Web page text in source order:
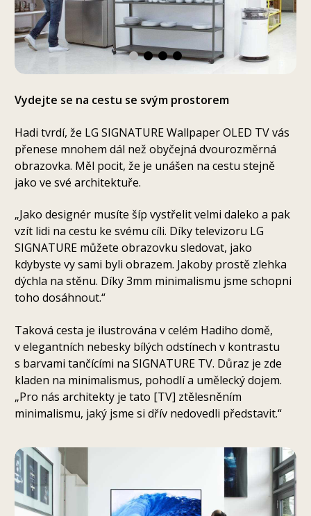
Vydejte se na cestu se svým prostorem
Hadi tvrdí, že LG SIGNATURE Wallpaper OLED TV vás
přenese mnohem dál než obyčejná dvourozměrná
obrazovka. Měl pocit, že je unášen na cestu stejně
jako ve své architektuře.
„Jako designér musíte šíp vystřelit velmi daleko a pak
vzít lidi na cestu ke svému cíli. Díky televizoru LG
SIGNATURE můžete obrazovku sledovat, jako
kdybyste vy sami byli obrazem. Jakoby prostě zlehka
dýchla na stěnu. Díky 3mm minimalismu jsme schopni
toho dosáhnout.“
Taková cesta je ilustrována v celém Hadiho domě,
v elegantních nebesky bílých odstínech v kontrastu
s barvami tančícími na SIGNATURE TV. Důraz je zde
kladen na minimalismus, pohodlí a umělecký dojem.
„Pro nás architekty je tato [TV] ztělesněním
minimalismu, jaký jsme si dřív nedovedli představit.“